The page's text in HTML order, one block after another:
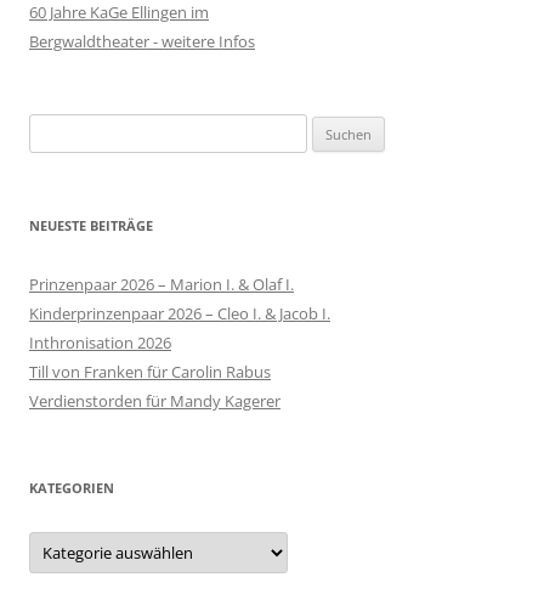
60 Jahre KaGe Ellingen im
Bergwaldtheater - weitere Infos
nach:
NEUESTE BEITRÄGE
Prinzenpaar 2026 – Marion I. & Olaf I.
Kinderprinzenpaar 2026 – Cleo I. & Jacob I.
Inthronisation 2026
Till von Franken für Carolin Rabus
Verdienstorden für Mandy Kagerer
KATEGORIEN
Kategorien